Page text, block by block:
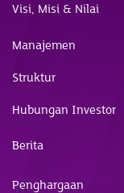
Visi, Misi & Nilai
Manajemen
Struktur
Hubungan Investor
Berita
Penghargaan